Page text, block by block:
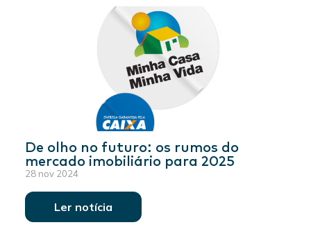
De olho no futuro: os rumos do
mercado imobiliário para 2025
28 nov 2024
Ler notícia